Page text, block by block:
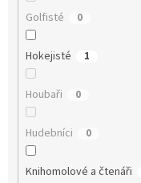
Golfisté 0
Hokejisté 1
Houbaři 0
Hudebníci 0
Knihomolové a čtenáři